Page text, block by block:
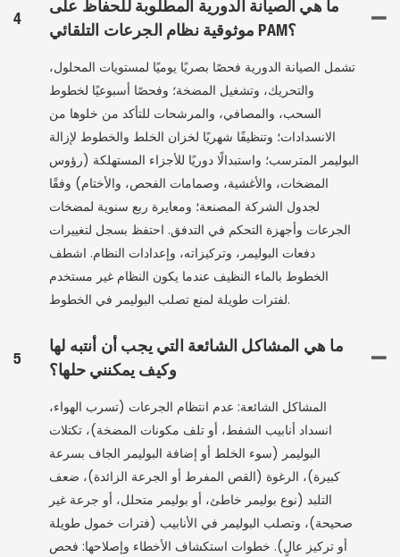
4
ما هي الصيانة الدورية المطلوبة للحفاظ على
موثوقية نظام الجرعات التلقائي PAM؟
تشمل الصيانة الدورية فحصًا بصريًا يوميًا لمستويات المحلول،
والتحريك، وتشغيل المضخة؛ وفحصًا أسبوعيًا لخطوط
السحب، والمصافي، والمرشحات للتأكد من خلوها من
الانسدادات؛ وتنظيفًا شهريًا لخزان الخلط والخطوط لإزالة
البوليمر المترسب؛ واستبدالًا دوريًا للأجزاء المستهلكة (رؤوس
المضخات، والأغشية، وصمامات الفحص، والأختام) وفقًا
لجدول الشركة المصنعة؛ ومعايرة ربع سنوية لمضخات
الجرعات وأجهزة التحكم في التدفق. احتفظ بسجل لتغييرات
دفعات البوليمر، وتركيزاته، وإعدادات النظام. اشطف
الخطوط بالماء النظيف عندما يكون النظام غير مستخدم
لفترات طويلة لمنع تصلب البوليمر في الخطوط.
5
ما هي المشاكل الشائعة التي يجب أن أنتبه لها
وكيف يمكنني حلها؟
المشاكل الشائعة: عدم انتظام الجرعات (تسرب الهواء،
انسداد أنابيب الشفط، أو تلف مكونات المضخة)، تكتلات
البوليمر (سوء الخلط أو إضافة البوليمر الجاف بسرعة
كبيرة)، الرغوة (القص المفرط أو الجرعة الزائدة)، ضعف
التلبد (نوع بوليمر خاطئ، أو بوليمر متحلل، أو جرعة غير
صحيحة)، وتصلب البوليمر في الأنابيب (فترات خمول طويلة
أو تركيز عالٍ). خطوات استكشاف الأخطاء وإصلاحها: فحص